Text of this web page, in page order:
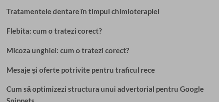
Tratamentele dentare în timpul chimioterapiei
Flebita: cum o tratezi corect?
Micoza unghiei: cum o tratezi corect?
Mesaje și oferte potrivite pentru traficul rece
Cum să optimizezi structura unui advertorial pentru Google